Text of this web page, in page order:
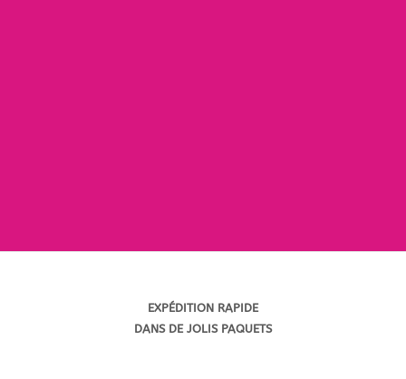
EXPÉDITION RAPIDE
DANS DE JOLIS PAQUETS